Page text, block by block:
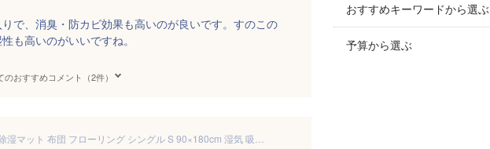
で、消臭・防カビ効果も高いのが良いです。すのこの
も高いのがいいですね。
のおすすめコメント（2件）
おすすめキーワードから選ぶ
予算から選ぶ